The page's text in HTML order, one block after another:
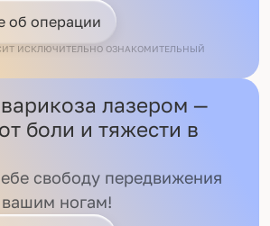
об операции
ИСКЛЮЧИТЕЛЬНО ОЗНАКОМИТЕЛЬНЫЙ
лазером —
боли и тяжести в
свободу передвижения
вашим ногам!